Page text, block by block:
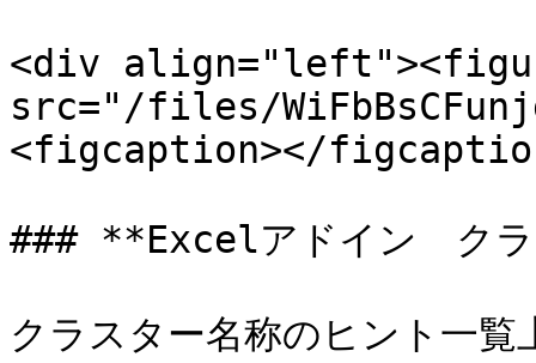
<div
src="/files/
<figcaption></
### **Excelアドイン　ク
クラスター名称のヒント一